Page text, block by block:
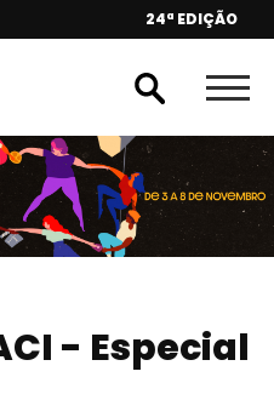
24ª EDIÇÃO
- Especial